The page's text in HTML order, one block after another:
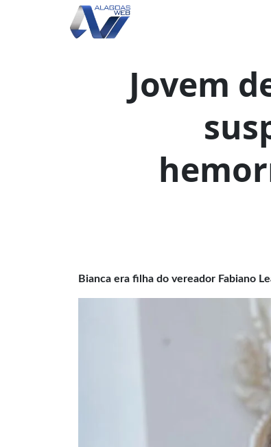
Jovem
Bianca era filha do vereador Fabiano